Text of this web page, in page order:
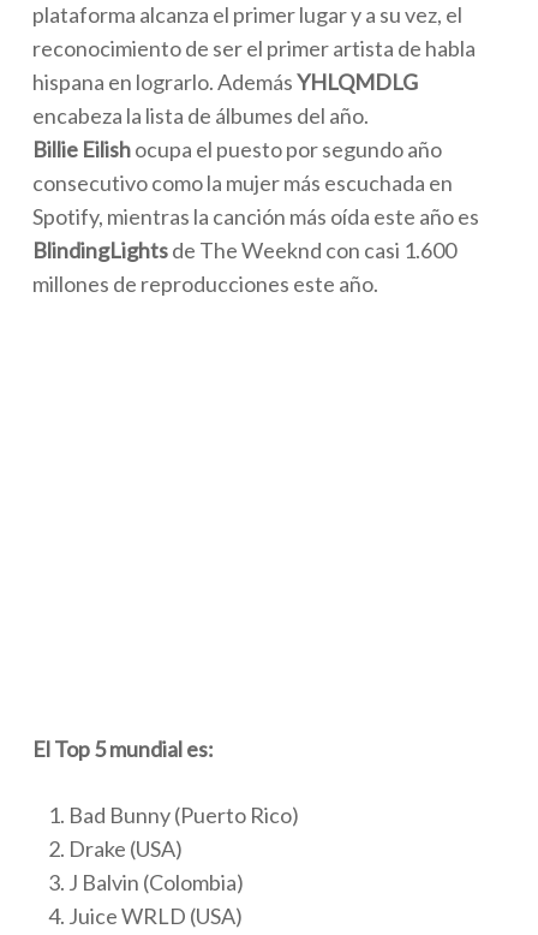
plataforma alcanza el primer lugar y a su vez, el
reconocimiento de ser el primer artista de habla
hispana en lograrlo. AdemásYHLQMDLG
encabeza la lista de álbumes del año.
Billie Eilishocupa el puesto por segundo año
consecutivo como la mujer más escuchada en
Spotify, mientras la canción más oída este año es
BlindingLightsde The Weeknd con casi 1.600
millones de reproducciones este año.
El Top 5 mundial es:
Bad Bunny (Puerto Rico)
Drake (USA)
J Balvin (Colombia)
Juice WRLD (USA)